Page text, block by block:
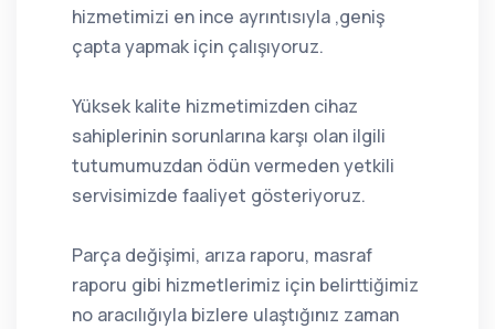
hizmetimizi en ince ayrıntısıyla ,geniş
çapta yapmak için çalışıyoruz.
Yüksek kalite hizmetimizden cihaz
sahiplerinin sorunlarına karşı olan ilgili
tutumumuzdan ödün vermeden yetkili
servisimizde faaliyet gösteriyoruz.
Parça değişimi, arıza raporu, masraf
raporu gibi hizmetlerimiz için belirttiğimiz
no aracılığıyla bizlere ulaştığınız zaman